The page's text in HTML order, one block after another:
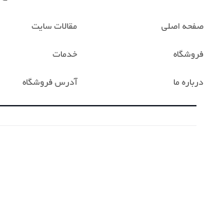
صفحه اصلی
فروشگاه
درباره ما
مقالات سایت
خدمات
آدرس فروشگاه